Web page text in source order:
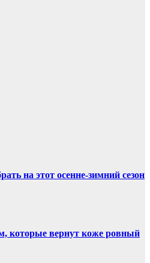
на этот осенне-зимний сезон
которые вернут коже ровный